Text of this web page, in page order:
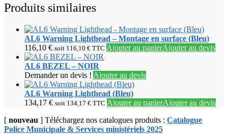
Produits similaires
AL6 Warning Lighthead – Montage en surface (Bleu)
116,10 € soit 116,10 € TTC Ajouter au panierAjouter au devis
AL6 BEZEL – NOIR
Demander un devis ! Ajouter au devis
AL6 Warning Lighthead (Bleu)
134,17 € soit 134,17 € TTC Ajouter au panierAjouter au devis
[ nouveau ] Téléchargez nos catalogues produits : Catalogue
Police Municipale & Services ministériels 2025